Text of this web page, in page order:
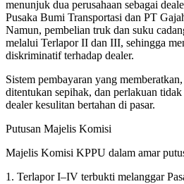
menunjuk dua perusahaan sebagai
Pusaka Bumi Transportasi dan PT
Namun, pembelian truk dan suku
melalui Terlapor II dan III, sehingga
diskriminatif terhadap dealer.
Sistem pembayaran yang
ditentukan sepihak, dan perlakuan
dealer kesulitan bertahan di pasar.
Putusan Majelis Komisi
Majelis Komisi KPPU dalam amar
1. Terlapor I–IV terbukti melanggar